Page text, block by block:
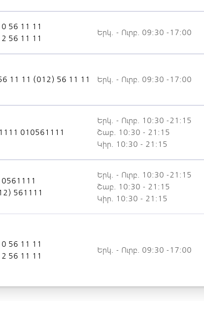
56 11 11
56 11 11
Երկ. - Ուրբ. 09:30 -17:00
11 11 (012) 56 11 11 Երկ. - Ուրբ. 09:30 -17:00
010561111
Երկ. - Ուրբ. 10:30 -21:15
Շաբ. 10:30 - 21:15
Կիր. 10:30 - 21:15
561111
Երկ. - Ուրբ. 10:30 -21:15
Շաբ. 10:30 - 21:15
Կիր. 10:30 - 21:15
56 11 11
56 11 11
Երկ. - Ուրբ. 09:30 -17:00